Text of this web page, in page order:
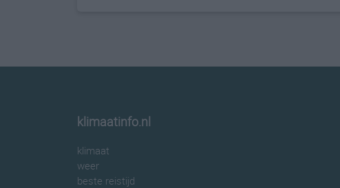
klimaatinfo.nl
klimaat
weer
beste reistijd